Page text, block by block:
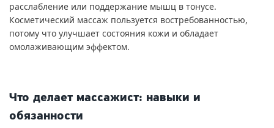
расслабление или поддержание мышц в тонусе.
Косметический массаж пользуется востребованностью,
потому что улучшает состояния кожи и обладает
омолаживающим эффектом.
Что делает массажист: навыки и
обязанности